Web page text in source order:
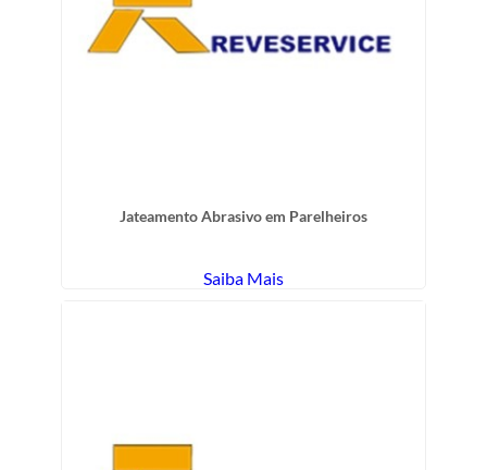
Jateamento Abrasivo em Parelheiros
Saiba Mais